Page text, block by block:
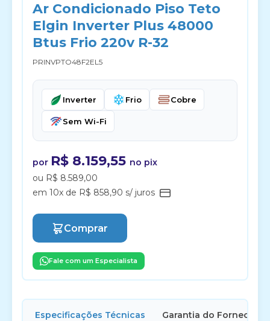
Ar Condicionado Piso Teto
Elgin Inverter Plus 48000
Btus Frio 220v R-32
PRINVPTO48F2EL5
Inverter Frio Cobre
Sem Wi-Fi
por R$ 8.159,55 no pix
ou R$ 8.589,00
em 10x de R$ 858,90 s/ juros
Comprar
Fale com um Especialista
Especificações Técnicas Garantia do Fornecedor